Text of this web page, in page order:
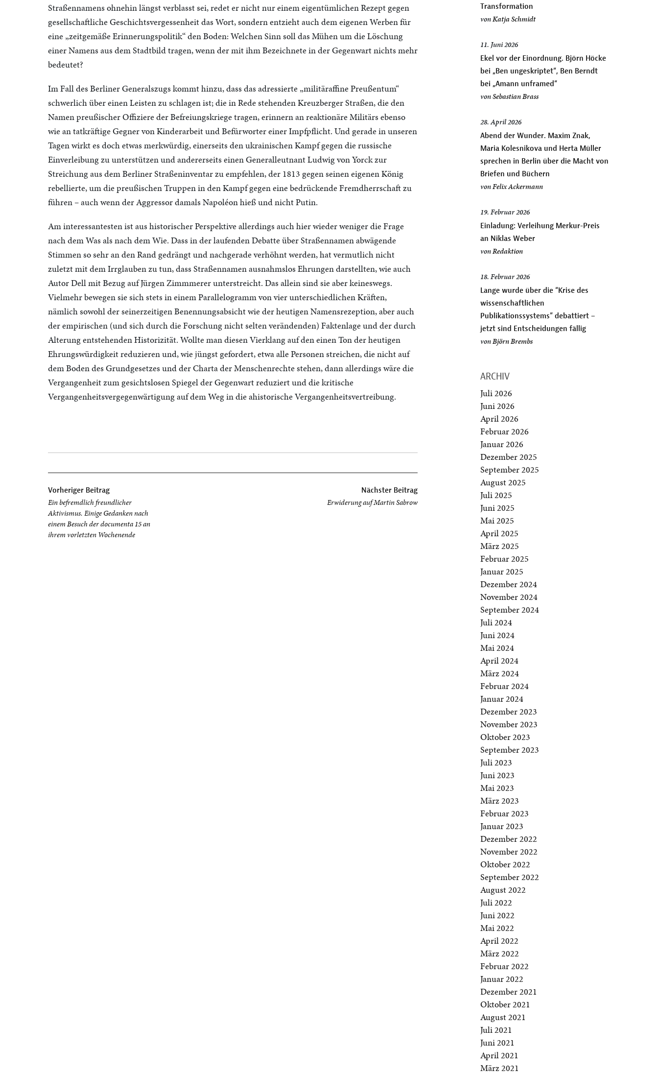
Straßennamens ohnehin längst verblasst sei, redet er nicht nur einem eigentümlichen Rezept gegen
gesellschaftliche Geschichtsvergessenheit das Wort, sondern entzieht auch dem eigenen Werben für
eine „zeitgemäße Erinnerungspolitik“ den Boden: Welchen Sinn soll das Mühen um die Löschung
einer Namens aus dem Stadtbild tragen, wenn der mit ihm Bezeichnete in der Gegenwart nichts mehr
bedeutet?
Im Fall des Berliner Generalszugs kommt hinzu, dass das adressierte „militäraffine Preußentum“
schwerlich über einen Leisten zu schlagen ist; die in Rede stehenden Kreuzberger Straßen, die den
Namen preußischer Offiziere der Befreiungskriege tragen, erinnern an reaktionäre Militärs ebenso
wie an tatkräftige Gegner von Kinderarbeit und Befürworter einer Impfpflicht. Und gerade in unseren
Tagen wirkt es doch etwas merkwürdig, einerseits den ukrainischen Kampf gegen die russische
Einverleibung zu unterstützen und andererseits einen Generalleutnant Ludwig von Yorck zur
Streichung aus dem Berliner Straßeninventar zu empfehlen, der 1813 gegen seinen eigenen König
rebellierte, um die preußischen Truppen in den Kampf gegen eine bedrückende Fremdherrschaft zu
führen – auch wenn der Aggressor damals Napoléon hieß und nicht Putin.
Am interessantesten ist aus historischer Perspektive allerdings auch hier wieder weniger die Frage
nach dem Was als nach dem Wie. Dass in der laufenden Debatte über Straßennamen abwägende
Stimmen so sehr an den Rand gedrängt und nachgerade verhöhnt werden, hat vermutlich nicht
zuletzt mit dem Irrglauben zu tun, dass Straßennamen ausnahmslos Ehrungen darstellten, wie auch
Autor Dell mit Bezug auf Jürgen Zimmmerer unterstreicht. Das allein sind sie aber keineswegs.
Vielmehr bewegen sie sich stets in einem Parallelogramm von vier unterschiedlichen Kräften,
nämlich sowohl der seinerzeitigen Benennungsabsicht wie der heutigen Namensrezeption, aber auch
der empirischen (und sich durch die Forschung nicht selten verändenden) Faktenlage und der durch
Alterung entstehenden Historizität. Wollte man diesen Vierklang auf den einen Ton der heutigen
Ehrungswürdigkeit reduzieren und, wie jüngst gefordert, etwa alle Personen streichen, die nicht auf
dem Boden des Grundgesetzes und der Charta der Menschenrechte stehen, dann allerdings wäre die
Vergangenheit zum gesichtslosen Spiegel der Gegenwart reduziert und die kritische
Vergangenheitsvergegenwärtigung auf dem Weg in die ahistorische Vergangenheitsvertreibung.
Vorheriger Beitrag
Ein befremdlich freundlicher
Aktivismus. Einige Gedanken nach
einem Besuch der documenta 15 an
ihrem vorletzten Wochenende
Nächster Beitrag
Erwiderung auf Martin Sabrow
Transformation
vonKatja Schmidt
11. Juni 2026
Ekel vor der Einordnung. Björn Höcke
bei „Ben ungeskriptet“, Ben Berndt
bei „Amann unframed“
vonSebastian Brass
28. April 2026
Abend der Wunder. Maxim Znak,
Maria Kolesnikova und Herta Müller
sprechen in Berlin über die Macht von
Briefen und Büchern
vonFelix Ackermann
19. Februar 2026
Einladung: Verleihung Merkur-Preis
an Niklas Weber
vonRedaktion
18. Februar 2026
Lange wurde über die “Krise des
wissenschaftlichen
Publikationssystems” debattiert –
jetzt sind Entscheidungen fällig
vonBjörn Brembs
ARCHIV
Juli 2026
Juni 2026
April 2026
Februar 2026
Januar 2026
Dezember 2025
September 2025
August 2025
Juli 2025
Juni 2025
Mai 2025
April 2025
März 2025
Februar 2025
Januar 2025
Dezember 2024
November 2024
September 2024
Juli 2024
Juni 2024
Mai 2024
April 2024
März 2024
Februar 2024
Januar 2024
Dezember 2023
November 2023
Oktober 2023
September 2023
Juli 2023
Juni 2023
Mai 2023
März 2023
Februar 2023
Januar 2023
Dezember 2022
November 2022
Oktober 2022
September 2022
August 2022
Juli 2022
Juni 2022
Mai 2022
April 2022
März 2022
Februar 2022
Januar 2022
Dezember 2021
Oktober 2021
August 2021
Juli 2021
Juni 2021
April 2021
März 2021